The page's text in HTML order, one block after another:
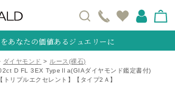
あなたの価値あるジュエリーに
ダイヤモンド
ルース(裸石)
D FL 3EX TypeⅡa(GIAダイヤモンド鑑定書付)
トリプルエクセレント】【タイプ2Ａ】